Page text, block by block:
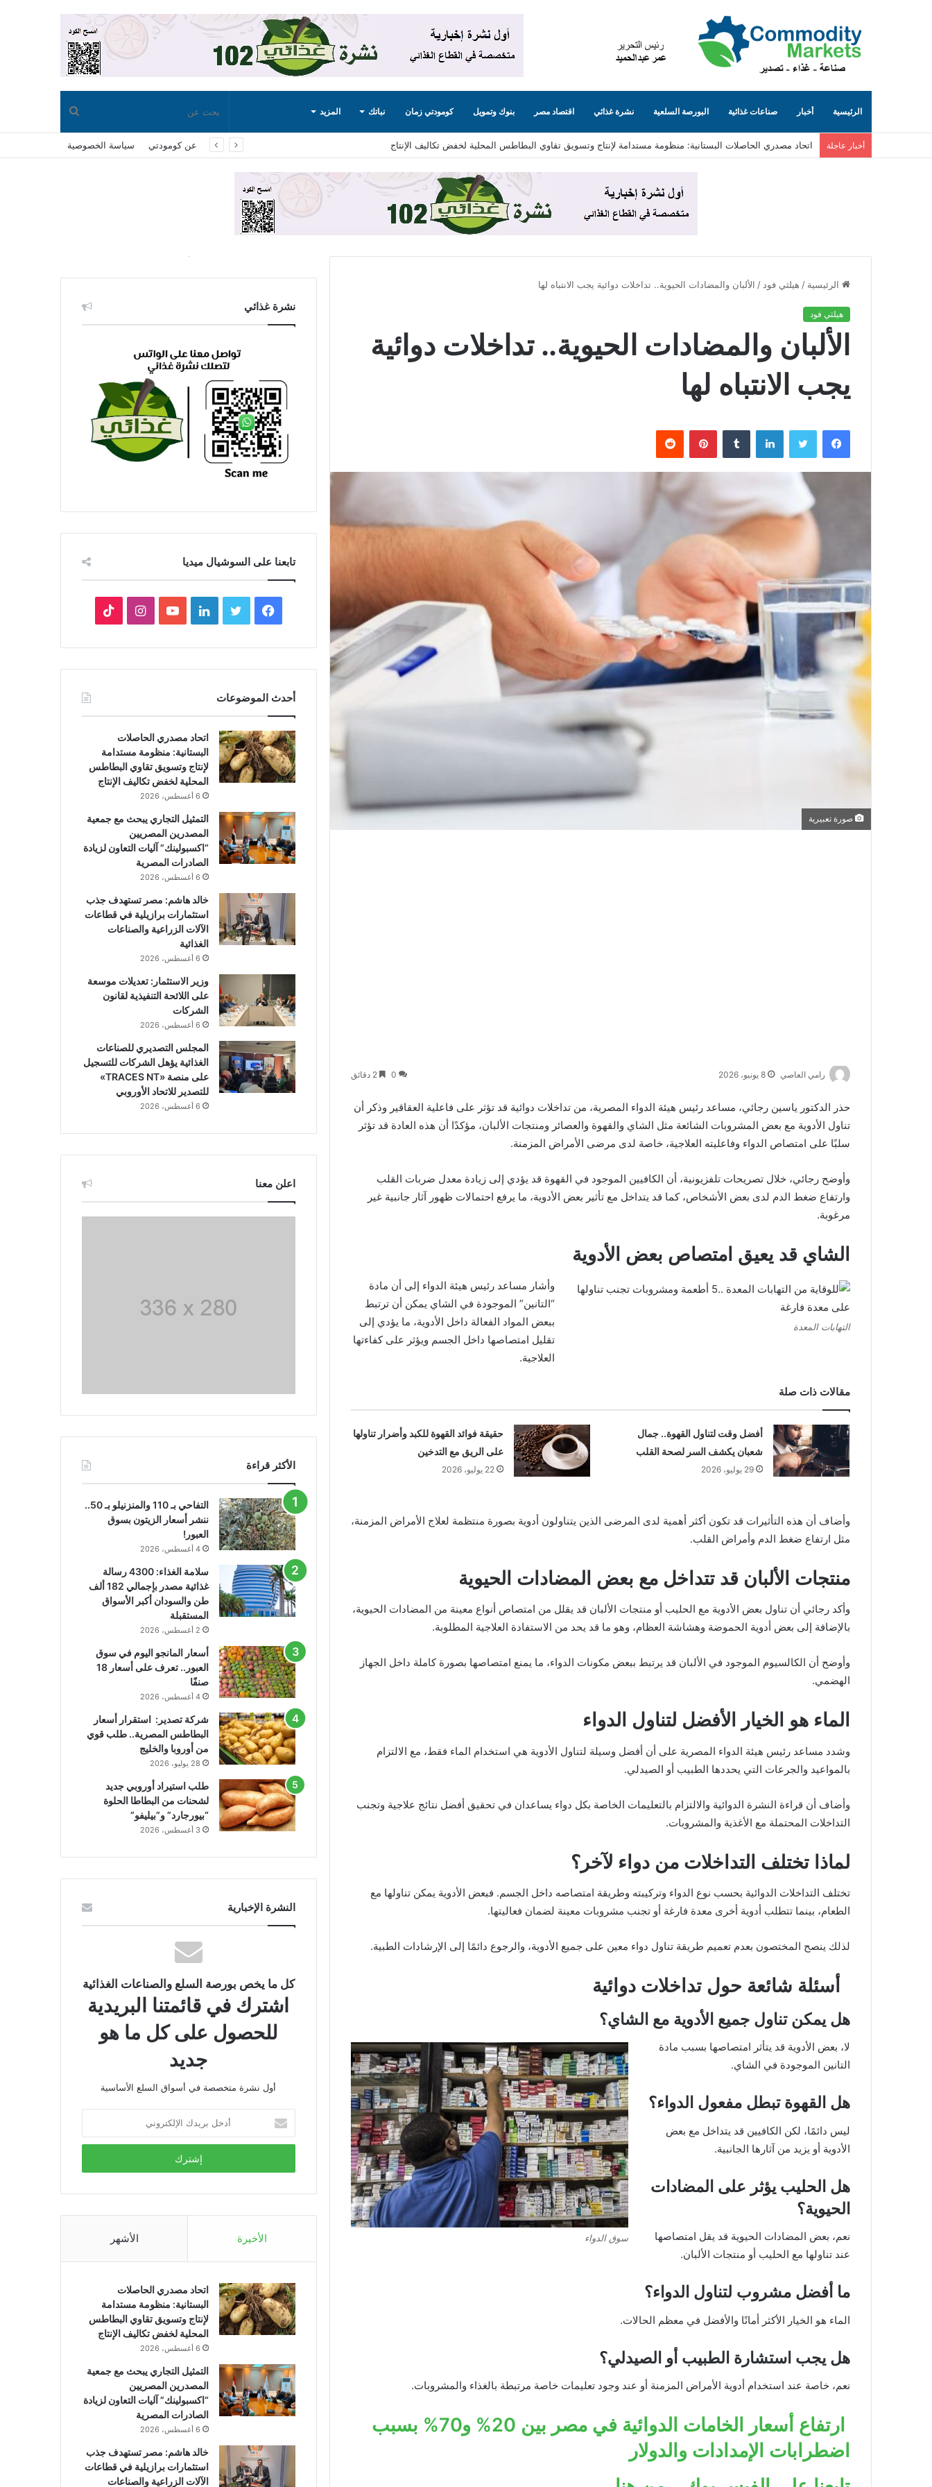
الرئيسية أخبار صناعات غذائية البورصة السلعية نشرة غذائي اقتصاد مصر بنوك وتمويل كومودتي زمان نباتك المزيد بحث
عن
أخبار عاجلة اتحاد مصدري الحاصلات البستانية: منظومة مستدامة لإنتاج وتسويق تقاوي البطاطس المحلية لخفض تكاليف الإنتاج عن كومودتي سياسة الخصوصية
الرئيسية / هيلثي فود / الألبان والمضادات الحيوية.. تداخلات دوائية يجب الانتباه لها
هيلثي فود
الألبان والمضادات الحيوية.. تداخلات دوائية
يجب الانتباه لها
فيسبوك تويتر لينكدإن بينتيريست
صورة تعبيرية
رامي العاصي 8 يونيو، 2026 0
حذر الدكتور ياسين رجائي، مساعد رئيس هيئة الدواء المصرية، من تداخلات دوائية قد تؤثر على فاعلية العقاقير وذكر أن
تناول الأدوية مع بعض المشروبات الشائعة مثل الشاي والقهوة والعصائر ومنتجات الألبان، مؤكدًا أن هذه العادة قد تؤثر
سلبًا على امتصاص الدواء وفاعليته العلاجية، خاصة لدى مرضى الأمراض المزمنة.
وأوضح رجائي، خلال تصريحات تلفزيونية، أن الكافيين الموجود في القهوة قد يؤدي إلى زيادة معدل ضربات القلب
وارتفاع ضغط الدم لدى بعض الأشخاص، كما قد يتداخل مع تأثير بعض الأدوية، ما يرفع احتمالات ظهور آثار جانبية غير
مرغوبة.
الشاي قد يعيق امتصاص بعض الأدوية
التهابات المعدة
وأشار مساعد رئيس هيئة الدواء إلى أن مادة
“التانين” الموجودة في الشاي يمكن أن ترتبط
ببعض المواد الفعالة داخل الأدوية، ما يؤدي إلى
تقليل امتصاصها داخل الجسم ويؤثر على كفاءتها
العلاجية.
مقالات ذات صلة
أفضل وقت لتناول القهوة.. جمال
شعبان يكشف السر لصحة القلب
29 يوليو، 2026
حقيقة فوائد القهوة للكبد وأضرار تناولها
على الريق مع التدخين
22 يوليو، 2026
وأضاف أن هذه التأثيرات قد تكون أكثر أهمية لدى المرضى الذين يتناولون أدوية بصورة منتظمة لعلاج الأمراض المزمنة،
مثل ارتفاع ضغط الدم وأمراض القلب.
منتجات الألبان قد تتداخل مع بعض المضادات الحيوية
وأكد رجائي أن تناول بعض الأدوية مع الحليب أو منتجات الألبان قد يقلل من امتصاص أنواع معينة من المضادات الحيوية،
بالإضافة إلى بعض أدوية الحموضة وهشاشة العظام، وهو ما قد يحد من الاستفادة العلاجية المطلوبة.
وأوضح أن الكالسيوم الموجود في الألبان قد يرتبط ببعض مكونات الدواء، ما يمنع امتصاصها بصورة كاملة داخل الجهاز
الهضمي.
الماء هو الخيار الأفضل لتناول الدواء
وشدد مساعد رئيس هيئة الدواء المصرية على أن أفضل وسيلة لتناول الأدوية هي استخدام الماء فقط، مع الالتزام
بالمواعيد والجرعات التي يحددها الطبيب أو الصيدلي.
وأضاف أن قراءة النشرة الدوائية والالتزام بالتعليمات الخاصة بكل دواء يساعدان في تحقيق أفضل نتائج علاجية وتجنب
التداخلات المحتملة مع الأغذية والمشروبات.
لماذا تختلف التداخلات من دواء لآخر؟
تختلف التداخلات الدوائية بحسب نوع الدواء وتركيبته وطريقة امتصاصه داخل الجسم. فبعض الأدوية يمكن تناولها مع
الطعام، بينما تتطلب أدوية أخرى معدة فارغة أو تجنب مشروبات معينة لضمان فعاليتها.
لذلك ينصح المختصون بعدم تعميم طريقة تناول دواء معين على جميع الأدوية، والرجوع دائمًا إلى الإرشادات الطبية.
أسئلة شائعة حول تداخلات دوائية
هل يمكن تناول جميع الأدوية مع الشاي؟
سوق الدواء
لا، بعض الأدوية قد يتأثر امتصاصها بسبب مادة
التانين الموجودة في الشاي.
هل القهوة تبطل مفعول الدواء؟
ليس دائمًا، لكن الكافيين قد يتداخل مع بعض
الأدوية أو يزيد من آثارها الجانبية.
هل الحليب يؤثر على المضادات
الحيوية؟
نعم، بعض المضادات الحيوية قد يقل امتصاصها
عند تناولها مع الحليب أو منتجات الألبان.
ما أفضل مشروب لتناول الدواء؟
الماء هو الخيار الأكثر أمانًا والأفضل في معظم الحالات.
هل يجب استشارة الطبيب أو الصيدلي؟
نعم، خاصة عند استخدام أدوية الأمراض المزمنة أو عند وجود تعليمات خاصة مرتبطة بالغذاء والمشروبات.
ارتفاع أسعار الخامات الدوائية في مصر بين 20% و70% بسبب
اضطرابات الإمدادات والدولار
نشرة غذائي
تابعنا على السوشيال ميديا
فيسبوكتويتر لينكدإنيوتيوبانستقرام
أحدث الموضوعات
اتحاد مصدري الحاصلات
البستانية: منظومة مستدامة
لإنتاج وتسويق تقاوي البطاطس
المحلية لخفض تكاليف الإنتاج
6 أغسطس، 2026
التمثيل التجاري يبحث مع جمعية
المصدرين المصريين
“اكسبولينك” آليات التعاون لزيادة
الصادرات المصرية
6 أغسطس، 2026
خالد هاشم: مصر تستهدف جذب
استثمارات برازيلية في قطاعات
الآلات الزراعية والصناعات
الغذائية
6 أغسطس، 2026
وزير الاستثمار: تعديلات موسعة
على اللائحة التنفيذية لقانون
الشركات
6 أغسطس، 2026
المجلس التصديري للصناعات
الغذائية يؤهل الشركات للتسجيل
على منصة «TRACES NT»
للتصدير للاتحاد الأوروبي
6 أغسطس، 2026
اعلن معنا
الأكثر قراءة
التفاحي بـ 110 والمنزنيلو بـ 50..
ننشر أسعار الزيتون بسوق
العبور!
4 أغسطس، 2026
سلامة الغذاء: 4300 رسالة
غذائية مصدر بإجمالي 182 ألف
طن والسودان أكبر الأسواق
المستقبلة
2 أغسطس، 2026
أسعار المانجو اليوم في سوق
العبور.. تعرف على أسعار 18
صنفًا
4 أغسطس، 2026
شركة تصدير: استقرار أسعار
البطاطس المصرية.. طلب قوي
من أوروبا والخليج
28 يوليو، 2026
طلب استيراد أوروبي جديد
لشحنات من البطاطا الحلوة
“بيورجارد” و”بيليفو”
3 أغسطس، 2026
النشرة الإخبارية
كل ما يخص بورصة السلع والصناعات الغذائية
اشترك في قائمتنا البريدية
للحصول على كل ما هو
جديد
أول نشرة متخصصة في أسواق السلع الأساسية
بريدك
الإلكتروني
الأخيرة الأشهر
اتحاد مصدري الحاصلات
البستانية: منظومة مستدامة
لإنتاج وتسويق تقاوي البطاطس
المحلية لخفض تكاليف الإنتاج
6 أغسطس، 2026
التمثيل التجاري يبحث مع جمعية
المصدرين المصريين
“اكسبولينك” آليات التعاون لزيادة
الصادرات المصرية
6 أغسطس، 2026
خالد هاشم: مصر تستهدف جذب
استثمارات برازيلية في قطاعات
الآلات الزراعية والصناعات